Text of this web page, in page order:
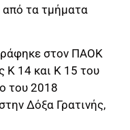
από τα τμήματα
στον ΠΑΟΚ
Κ 14 και Κ 15 του
του 2018
Δόξα Γρατινής,